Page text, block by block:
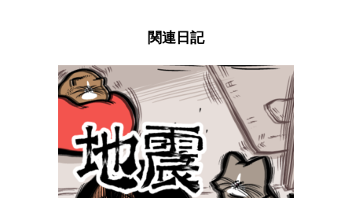
関連日記